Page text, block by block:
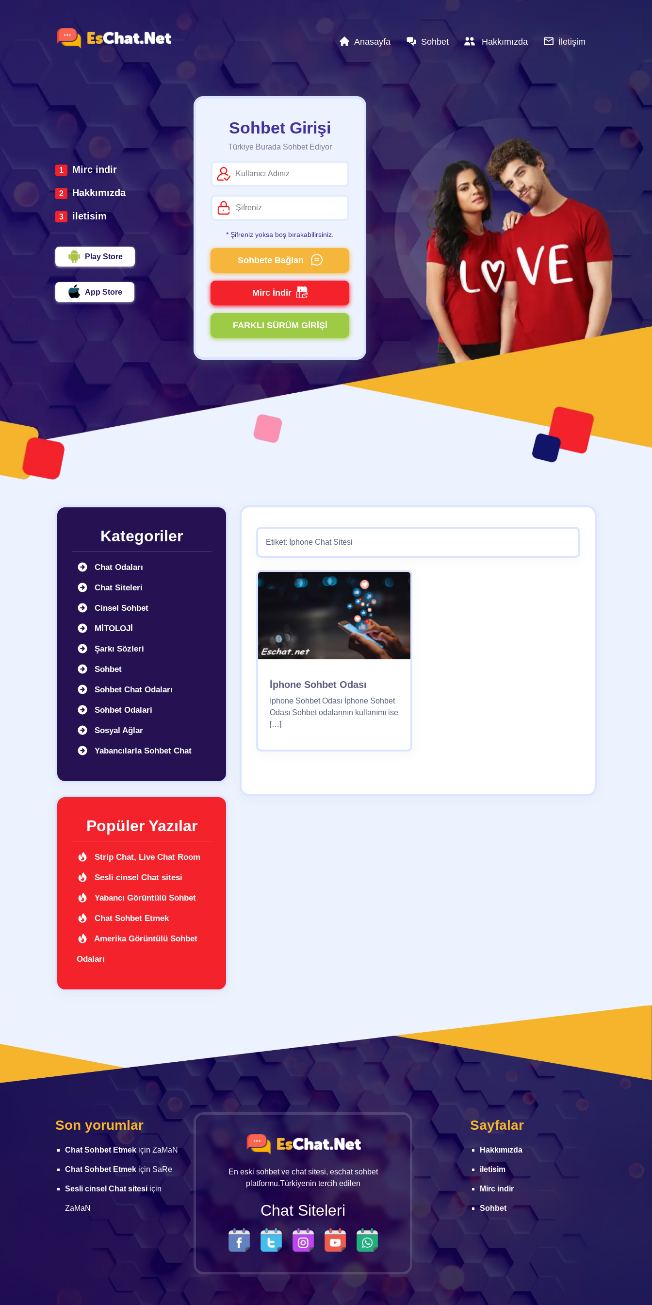
Anasayfa Sohbet Hakkımızda İletişim
Mirc indir
Hakkımızda
iletisim
Play Store
App Store
Sohbet Girişi
Türkiye Burada Sohbet Ediyor
* Şifreniz yoksa boş bırakabilirsiniz.
Sohbete Bağlan
Mirc İndir
FARKLI SÜRÜM GİRİŞİ
Kategoriler
Chat Odaları
Chat Siteleri
Cinsel Sohbet
MİTOLOJİ
Şarkı Sözleri
Sohbet
Sohbet Chat Odaları
Sohbet Odalari
Sosyal Ağlar
Yabancılarla Sohbet Chat
Popüler Yazılar
Strip Chat, Live Chat Room
Sesli cinsel Chat sitesi
Yabancı Görüntülü Sohbet
Chat Sohbet Etmek
Amerika Görüntülü Sohbet
Odaları
Etiket: İphone Chat Sitesi
İphone Sohbet Odası
İphone Sohbet Odası İphone Sohbet
Odası Sohbet odalarının kullanımı ise
[…]
Son yorumlar
Chat Sohbet Etmek için ZaMaN
Chat Sohbet Etmek için SaRe
Sesli cinsel Chat sitesi için
ZaMaN
En eski sohbet ve chat sitesi, eschat sohbet
platformu.Türkiyenin tercih edilen
Chat Siteleri
Sayfalar
Hakkımızda
iletisim
Mirc indir
Sohbet